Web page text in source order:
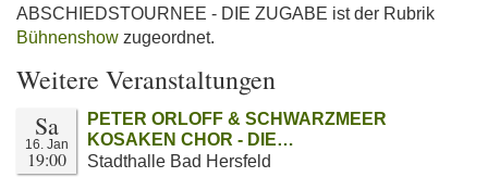
ABSCHIEDSTOURNEE - DIE ZUGABE ist der Rubrik
Bühnenshow zugeordnet.
Weitere Veranstaltungen
Sa
16. Jan
19:00
PETER ORLOFF & SCHWARZMEER
KOSAKEN CHOR - DIE…
Stadthalle Bad Hersfeld